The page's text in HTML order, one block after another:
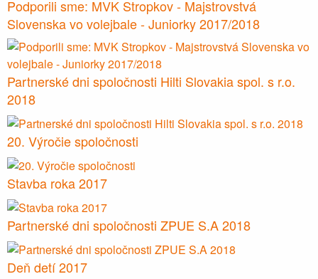
Podporili sme: MVK Stropkov - Majstrovstvá
Slovenska vo volejbale - Juniorky 2017/2018
Partnerské dni spoločnosti Hilti Slovakia spol. s r.o.
2018
20. Výročie spoločnosti
Stavba roka 2017
Partnerské dni spoločnosti ZPUE S.A 2018
Deň detí 2017